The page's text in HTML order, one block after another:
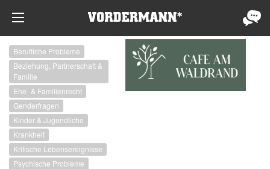
Berufliche Probleme
Beziehung, Partnerschaft &
Familie
Ehe- & Familienrecht
Genderfragen
Kinder & Jugendliche
Krankheit
Kritische Lebensereignisse
Psychische Probleme